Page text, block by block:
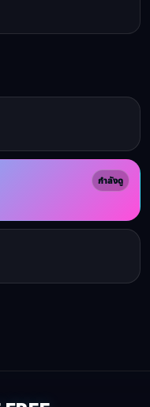
กำลังดู